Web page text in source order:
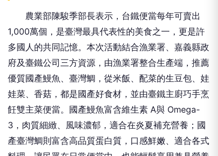
農業部陳駿季部長表示，台鐵便當每年可賣出
1,000萬個，是臺灣最具代表性的美食之一，更是許
多國人的共同記憶。本次活動結合漁業署、嘉義縣政
府及臺鐵公司三方資源，由漁業署整合生產端，推薦
優質國產鰻魚、臺灣鯛，從米飯、配菜的生豆包、娃
娃菜、香菇，都是國產好食材，並由臺鐵主廚巧手烹
飪雙主菜便當。國產鰻魚富含維生素 A與 Omega-
3，肉質細緻、風味濃郁，適合在炎夏補充營養；國
產臺灣鯛則富含高品質蛋白質，口感鮮嫩、適合各式